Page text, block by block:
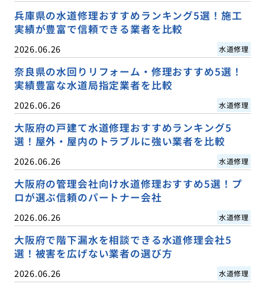
兵庫県の水道修理おすすめランキング5選！施工
実績が豊富で信頼できる業者を比較
2026.06.26 水道修理
奈良県の水回りリフォーム・修理おすすめ5選！
実績豊富な水道局指定業者を比較
2026.06.26 水道修理
大阪府の戸建て水道修理おすすめランキング5
選！屋外・屋内のトラブルに強い業者を比較
2026.06.26 水道修理
大阪府の管理会社向け水道修理おすすめ5選！プ
ロが選ぶ信頼のパートナー会社
2026.06.26 水道修理
大阪府で階下漏水を相談できる水道修理会社5
選！被害を広げない業者の選び方
2026.06.26 水道修理